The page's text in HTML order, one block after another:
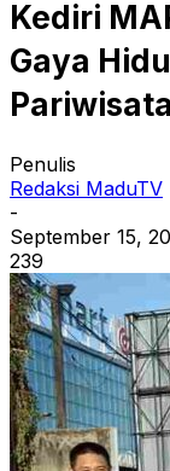
Kediri
Gaya
Pariwisata
Penulis
Redaksi MaduTV
-
September 15,
239